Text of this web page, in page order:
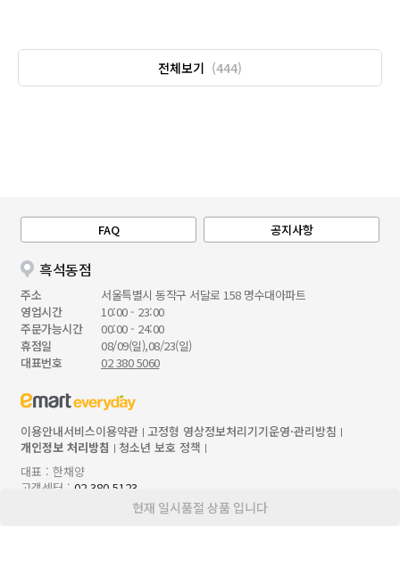
전체보기 (444)
현재 일시품절 상품 입니다
FAQ 공지사항
흑석동점
주소
서울특별시 동작구 서달로 158 명수대아파트
영업시간
10:00 - 23:00
주문가능시간
00:00 - 24:00
휴점일
08/09(일),08/23(일)
대표번호
02 380 5060
이용안내서비스이용약관 고정형 영상정보처리기기운영·관리방침
개인정보 처리방침
청소년 보호 정책
대표 : 한채양
고객센터 : 02 380 5123
통신판매업 : 제 2023-서울중구-0921호
사업자등록번호 : 206-86-50913